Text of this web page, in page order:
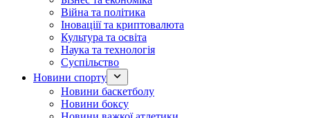
Війна та політика
Іноваціії та криптовалюта
Культура та освіта
Наука та технологія
Суспільство
Новини спорту
Новини баскетболу
Новини боксу